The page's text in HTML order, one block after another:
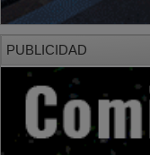
PUBLICIDAD